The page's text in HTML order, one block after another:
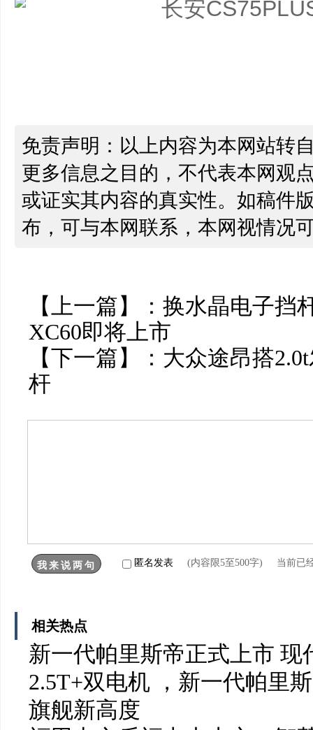
免责声明：以上内容为本网站转
更多信息之目的，不代表本网观
或证实其内容的真实性。如稿件
布，可与本网联系，本网视情况
【上一篇】： 换水晶电子挡
XC60即将上市
【下一篇】： 大众途昂搭
杆
匿名发表 (内容限5至500字) 当前已
相关热点
新一代帕里斯帝正式上市
2.5T+双电机 ，新一代帕里
旗舰新高度